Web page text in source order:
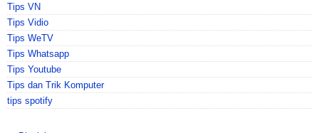
Tips VN
Tips Vidio
Tips WeTV
Tips Whatsapp
Tips Youtube
Tips dan Trik Komputer
tips spotify